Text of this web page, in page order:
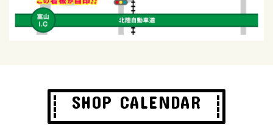
SHOP CALENDAR